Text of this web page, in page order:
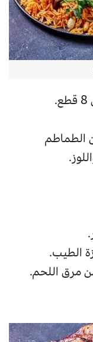
الطماطم
الطيب.